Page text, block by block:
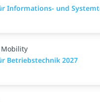
Informations- und
Mobility
Betriebstechnik 2027